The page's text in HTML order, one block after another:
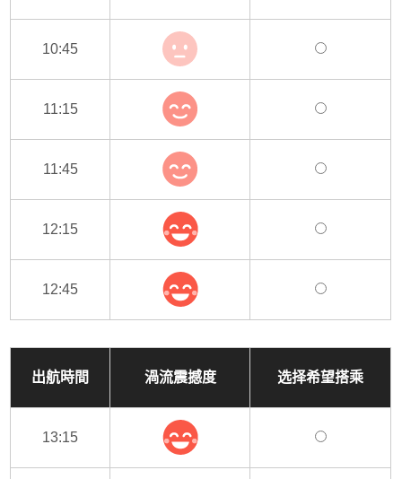
10:45
11:15
11:45
12:15
12:45
出航時間 渦流震撼度 选择希望搭乘
13:15